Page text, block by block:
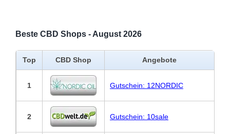
Beste CBD Shops - August 2026
Top CBD Shop Angebote
1 Gutschein: 12NORDIC
2 Gutschein: 10sale